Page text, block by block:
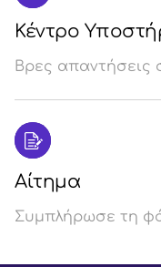
Κέντρο
Βρες απαντήσεις
Αίτημα
Συμπλήρωσε τη